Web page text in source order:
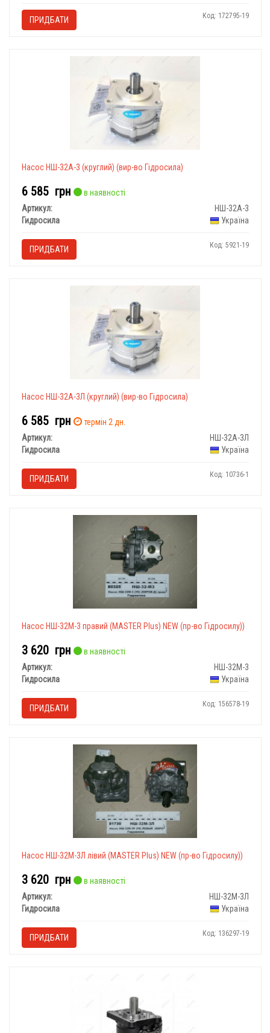
ПРИДБАТИ Код: 172795-19
Насос НШ-32А-3 (круглий) (вир-во Гідросила)
6 585 грн
в наявності
Артикул:
НШ-32А-3
Гидросила
Україна
ПРИДБАТИ Код: 5921-19
Насос НШ-32А-3Л (круглий) (вир-во Гідросила)
6 585 грн
термін 2 дн.
Артикул:
НШ-32А-3Л
Гидросила
Україна
ПРИДБАТИ Код: 10736-1
Насос НШ-32М-3 правий (MASTER Plus) NEW (пр-во Гідросилу))
3 620 грн
в наявності
Артикул:
НШ-32М-3
Гидросила
Україна
ПРИДБАТИ Код: 156578-19
Насос НШ-32М-3Л лівий (MASTER Plus) NEW (пр-во Гідросилу))
3 620 грн
в наявності
Артикул:
НШ-32М-3Л
Гидросила
Україна
ПРИДБАТИ Код: 136297-19